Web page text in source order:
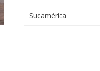
Sudamérica